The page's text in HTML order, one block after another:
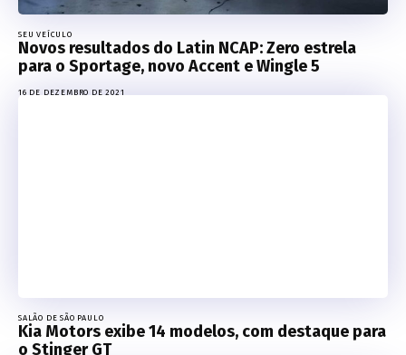
SEU VEÍCULO
Novos resultados do Latin NCAP: Zero estrela
para o Sportage, novo Accent e Wingle 5
16 DE DEZEMBRO DE 2021
SALÃO DE SÃO PAULO
Kia Motors exibe 14 modelos, com destaque para
o Stinger GT